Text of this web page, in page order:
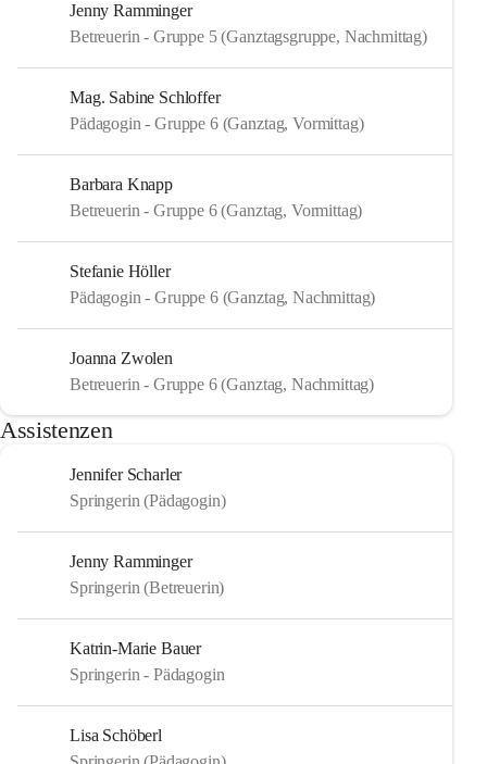
Jenny Ramminger
Betreuerin - Gruppe 5 (Ganztagsgruppe, Nachmittag)
Mag. Sabine Schloffer
Pädagogin - Gruppe 6 (Ganztag, Vormittag)
Barbara Knapp
Betreuerin - Gruppe 6 (Ganztag, Vormittag)
Stefanie Höller
Pädagogin - Gruppe 6 (Ganztag, Nachmittag)
Joanna Zwolen
Betreuerin - Gruppe 6 (Ganztag, Nachmittag)
Assistenzen
Jennifer Scharler
Springerin (Pädagogin)
Jenny Ramminger
Springerin (Betreuerin)
Katrin-Marie Bauer
Springerin - Pädagogin
Lisa Schöberl